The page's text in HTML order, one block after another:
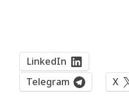
LinkedIn
X
Telegram